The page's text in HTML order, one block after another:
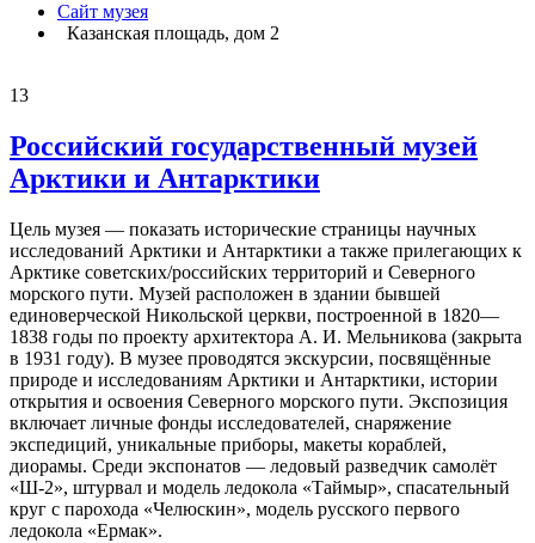
Сайт музея
Казанская площадь, дом 2
13
Российский государственный музей
Арктики и Антарктики
Цель музея — показать исторические страницы научных
исследований Арктики и Антарктики а также прилегающих к
Арктике советских/российских территорий и Северного
морского пути. Музей расположен в здании бывшей
единоверческой Никольской церкви, построенной в 1820—
1838 годы по проекту архитектора А. И. Мельникова (закрыта
в 1931 году). В музее проводятся экскурсии, посвящённые
природе и исследованиям Арктики и Антарктики, истории
открытия и освоения Северного морского пути. Экспозиция
включает личные фонды исследователей, снаряжение
экспедиций, уникальные приборы, макеты кораблей,
диорамы. Среди экспонатов — ледовый разведчик самолёт
«Ш-2», штурвал и модель ледокола «Таймыр», спасательный
круг с парохода «Челюскин», модель русского первого
ледокола «Ермак».